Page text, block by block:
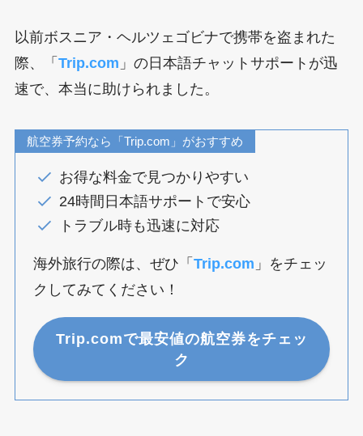
以前ボスニア・ヘルツェゴビナで携帯を盗まれた
際、「 Trip.com 」の日本語チャットサポートが迅
速で、本当に助けられました。
航空券予約なら「Trip.com」がおすすめ
お得な料金で見つかりやすい
24時間日本語サポートで安心
トラブル時も迅速に対応
海外旅行の際は、ぜひ「Trip.com 」をチェッ
クしてみてください！
Trip.comで最安値の航空券をチェッ
ク